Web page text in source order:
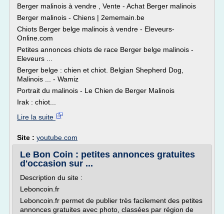
Berger malinois à vendre , Vente - Achat Berger malinois
Berger malinois - Chiens | 2ememain.be
Chiots Berger belge malinois à vendre - Eleveurs-
Online.com
Petites annonces chiots de race Berger belge malinois -
Eleveurs ...
Berger belge : chien et chiot. Belgian Shepherd Dog,
Malinois ... - Wamiz
Portrait du malinois - Le Chien de Berger Malinois
Irak : chiot...
Lire la suite
Site : youtube.com
Le Bon Coin : petites annonces gratuites
d'occasion sur ...
Description du site :
Leboncoin.fr
Leboncoin.fr permet de publier très facilement des petites
annonces gratuites avec photo, classées par région de